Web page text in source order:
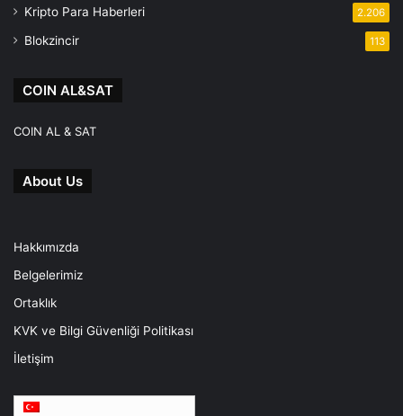
Kripto Para Haberleri 2.206
Blokzincir 113
COIN AL&SAT
COIN AL & SAT
About Us
Hakkımızda
Belgelerimiz
Ortaklık
KVK ve Bilgi Güvenliği Politikası
İletişim